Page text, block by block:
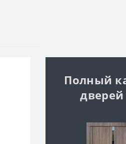
Полный
дверей